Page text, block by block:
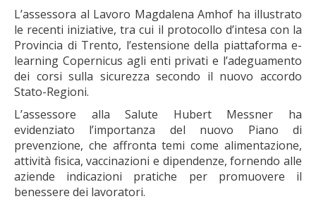
L’assessora al Lavoro Magdalena Amhof ha illustrato
le recenti iniziative, tra cui il protocollo d’intesa con la
Provincia di Trento, l’estensione della piattaforma e-
learning Copernicus agli enti privati e l’adeguamento
dei corsi sulla sicurezza secondo il nuovo accordo
Stato-Regioni.
L’assessore alla Salute Hubert Messner ha
evidenziato l’importanza del nuovo Piano di
prevenzione, che affronta temi come alimentazione,
attività fisica, vaccinazioni e dipendenze, fornendo alle
aziende indicazioni pratiche per promuovere il
benessere dei lavoratori.